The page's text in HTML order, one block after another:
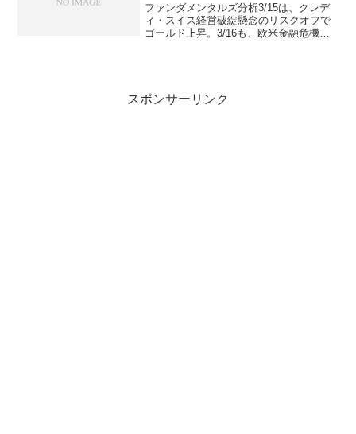
ファンダメンタルズ分析3/15は、クレデ
ィ・スイス経営破綻懸念のリスクオフで
ゴールド上昇。3/16も、欧米金融危機不
スポンサーリンク